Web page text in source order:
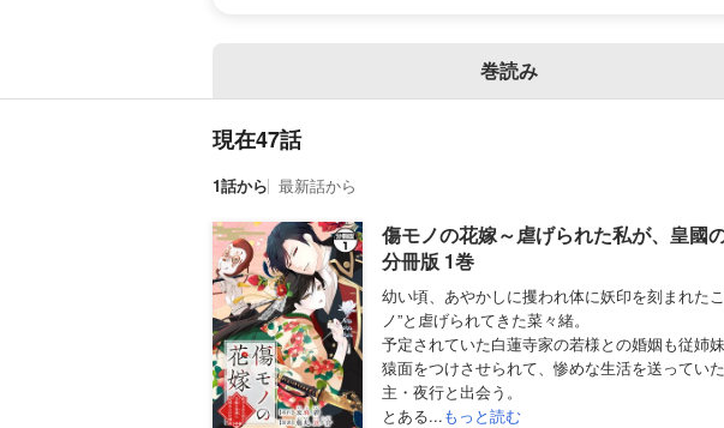
巻読み
現在47話
1話から 最新話から
傷モノの花嫁～虐げられた私が、皇國
分冊版 1巻
幼い頃、あやかしに攫われ体に妖印を刻まれた
ノ”と虐げられてきた菜々緒。
予定されていた白蓮寺家の若様との婚姻も従姉
猿面をつけさせられて、惨めな生活を送ってい
主・夜行と出会う。
とある...もっと読む